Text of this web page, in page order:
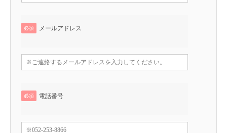
必須 メールアドレス
必須 電話番号